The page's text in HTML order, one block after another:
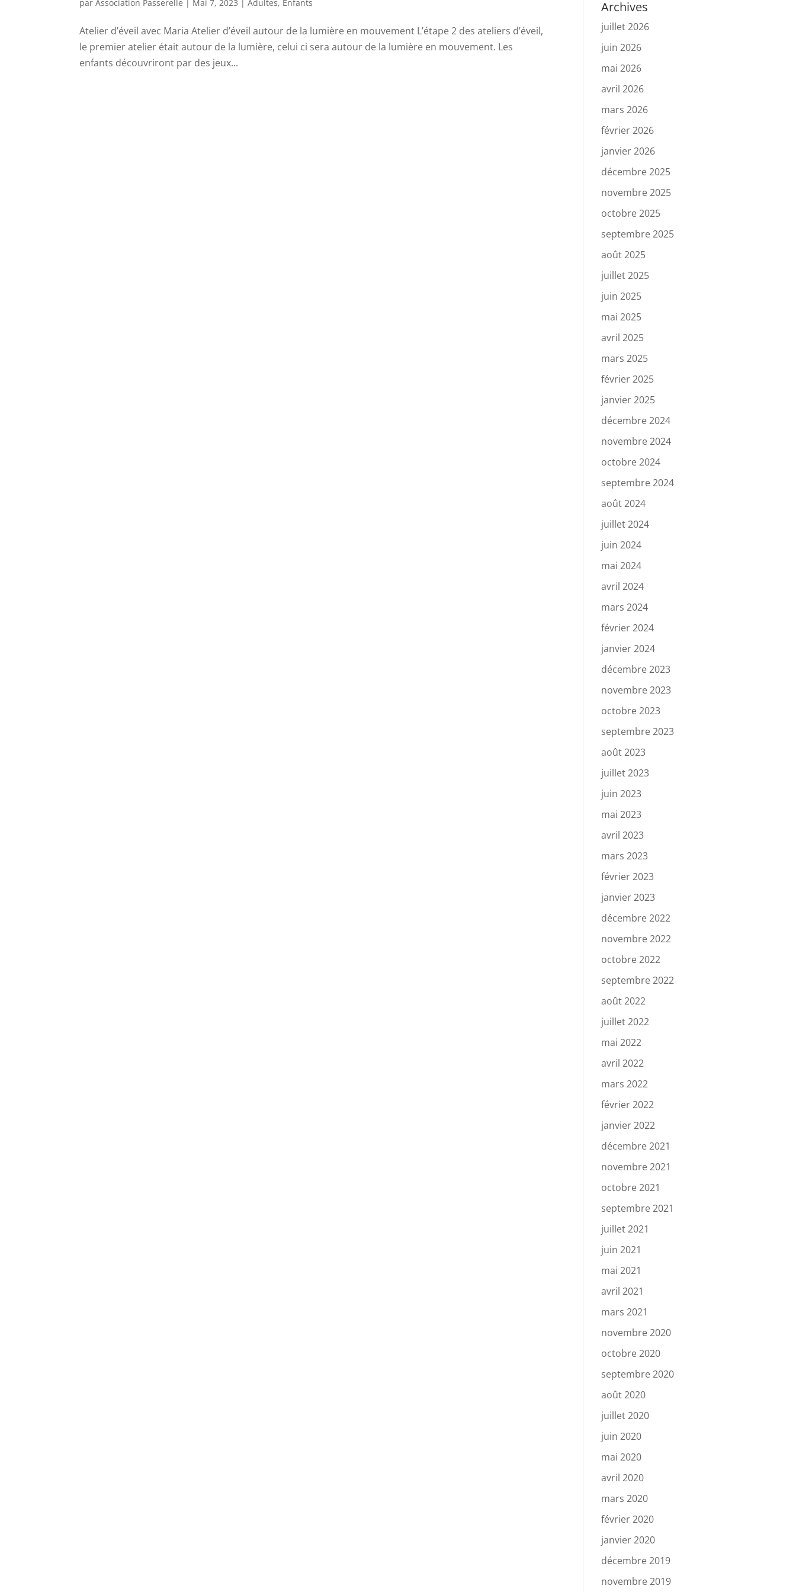
parAssociation Passerelle Mai 7, 2023 |Adultes, Enfants
Atelier d’éveil avec Maria Atelier d’éveil autour de la lumière en mouvement L’étape 2 des ateliers d’éveil,
le premier atelier était autour de la lumière, celui ci sera autour de la lumière en mouvement. Les
enfants découvriront par des jeux...
Archives
juillet 2026
juin 2026
mai 2026
avril 2026
mars 2026
février 2026
janvier 2026
décembre 2025
novembre 2025
octobre 2025
septembre 2025
août 2025
juillet 2025
juin 2025
mai 2025
avril 2025
mars 2025
février 2025
janvier 2025
décembre 2024
novembre 2024
octobre 2024
septembre 2024
août 2024
juillet 2024
juin 2024
mai 2024
avril 2024
mars 2024
février 2024
janvier 2024
décembre 2023
novembre 2023
octobre 2023
septembre 2023
août 2023
juillet 2023
juin 2023
mai 2023
avril 2023
mars 2023
février 2023
janvier 2023
décembre 2022
novembre 2022
octobre 2022
septembre 2022
août 2022
juillet 2022
mai 2022
avril 2022
mars 2022
février 2022
janvier 2022
décembre 2021
novembre 2021
octobre 2021
septembre 2021
juillet 2021
juin 2021
mai 2021
avril 2021
mars 2021
novembre 2020
octobre 2020
septembre 2020
août 2020
juillet 2020
juin 2020
mai 2020
avril 2020
mars 2020
février 2020
janvier 2020
décembre 2019
novembre 2019